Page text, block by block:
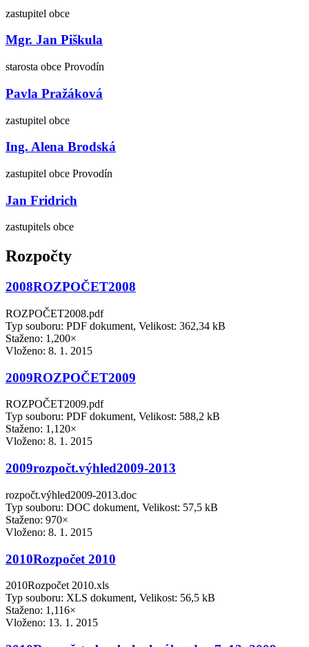
zastupitel obce
Mgr. Jan Piškula
starosta obce Provodín
Pavla Pražáková
zastupitel obce
Ing. Alena Brodská
zastupitel obce Provodín
Jan Fridrich
zastupitels obce
Rozpočty
2008ROZPOČET2008
ROZPOČET2008.pdf
Typ souboru: PDF dokument, Velikost: 362,34 kB
Staženo: 1,200×
Vloženo: 8. 1. 2015
2009ROZPOČET2009
ROZPOČET2009.pdf
Typ souboru: PDF dokument, Velikost: 588,2 kB
Staženo: 1,120×
Vloženo: 8. 1. 2015
2009rozpočt.výhled2009-2013
rozpočt.výhled2009-2013.doc
Typ souboru: DOC dokument, Velikost: 57,5 kB
Staženo: 970×
Vloženo: 8. 1. 2015
2010Rozpočet 2010
2010Rozpočet 2010.xls
Typ souboru: XLS dokument, Velikost: 56,5 kB
Staženo: 1,116×
Vloženo: 13. 1. 2015